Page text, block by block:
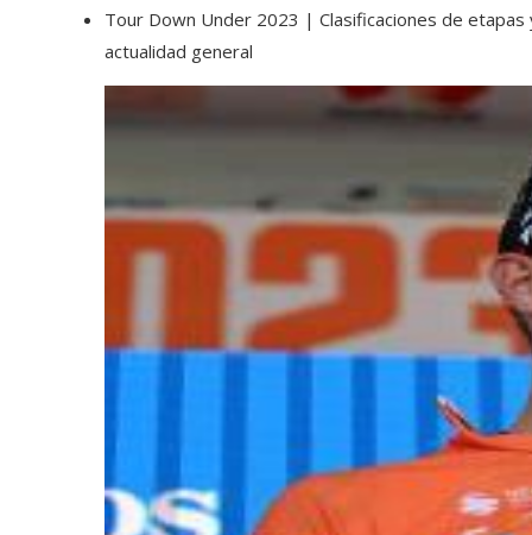
Tour Down Under 2023 | Clasificaciones de etapas
actualidad general